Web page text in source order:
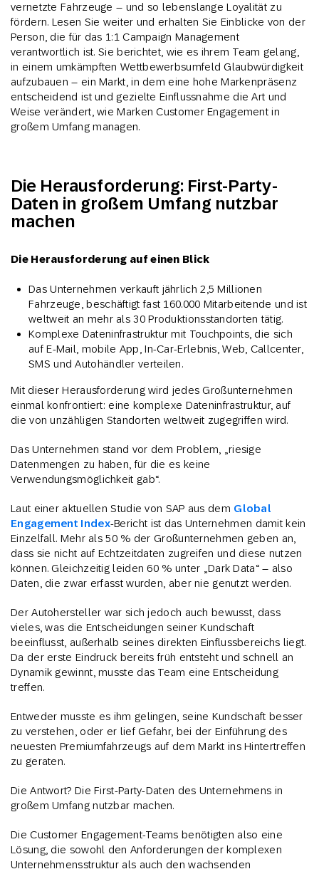
vernetzte Fahrzeuge – und so lebenslange Loyalität zu
fördern. Lesen Sie weiter und erhalten Sie Einblicke von der
Person, die für das 1:1 Campaign Management
verantwortlich ist. Sie berichtet, wie es ihrem Team gelang,
in einem umkämpften Wettbewerbsumfeld Glaubwürdigkeit
aufzubauen – ein Markt, in dem eine hohe Markenpräsenz
entscheidend ist und gezielte Einflussnahme die Art und
Weise verändert, wie Marken Customer Engagement in
großem Umfang managen.
Die Herausforderung: First-Party-
Daten in großem Umfang nutzbar
machen
Die Herausforderung auf einen Blick
Das Unternehmen verkauft jährlich 2,5 Millionen
Fahrzeuge, beschäftigt fast 160.000 Mitarbeitende und ist
weltweit an mehr als 30 Produktionsstandorten tätig.
Komplexe Dateninfrastruktur mit Touchpoints, die sich
auf E-Mail, mobile App, In-Car-Erlebnis, Web, Callcenter,
SMS und Autohändler verteilen.
Mit dieser Herausforderung wird jedes Großunternehmen
einmal konfrontiert: eine komplexe Dateninfrastruktur, auf
die von unzähligen Standorten weltweit zugegriffen wird.
Das Unternehmen stand vor dem Problem, „riesige
Datenmengen zu haben, für die es keine
Verwendungsmöglichkeit gab“.
Laut einer aktuellen Studie von SAP aus dem Global
Engagement Index-Bericht ist das Unternehmen damit kein
Einzelfall. Mehr als 50 % der Großunternehmen geben an,
dass sie nicht auf Echtzeitdaten zugreifen und diese nutzen
können. Gleichzeitig leiden 60 % unter „Dark Data“ – also
Daten, die zwar erfasst wurden, aber nie genutzt werden.
Der Autohersteller war sich jedoch auch bewusst, dass
vieles, was die Entscheidungen seiner Kundschaft
beeinflusst, außerhalb seines direkten Einflussbereichs liegt.
Da der erste Eindruck bereits früh entsteht und schnell an
Dynamik gewinnt, musste das Team eine Entscheidung
treffen.
Entweder musste es ihm gelingen, seine Kundschaft besser
zu verstehen, oder er lief Gefahr, bei der Einführung des
neuesten Premiumfahrzeugs auf dem Markt ins Hintertreffen
zu geraten.
Die Antwort? Die First-Party-Daten des Unternehmens in
großem Umfang nutzbar machen.
Die Customer Engagement-Teams benötigten also eine
Lösung, die sowohl den Anforderungen der komplexen
Unternehmensstruktur als auch den wachsenden